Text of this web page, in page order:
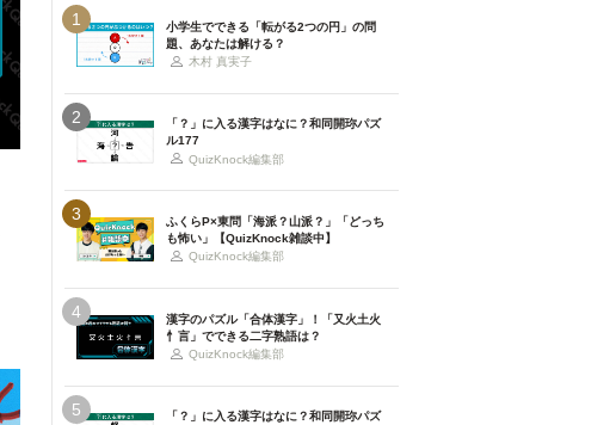
1
小学生でできる「転がる2つの円」の問
題、あなたは解ける？
木村 真実子
2
「？」に入る漢字はなに？和同開珎パズ
ル177
QuizKnock編集部
3
ふくらP×東問「海派？山派？」「どっち
も怖い」【QuizKnock雑談中】
QuizKnock編集部
4
漢字のパズル「合体漢字」！「又火土火
忄言」でできる二字熟語は？
QuizKnock編集部
5
「？」に入る漢字はなに？和同開珎パズ